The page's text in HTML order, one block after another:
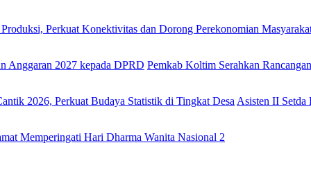
Pemkab Koltim Serahkan
Asisten II
Memperingati Hari Dharma Wanita Nasional 2